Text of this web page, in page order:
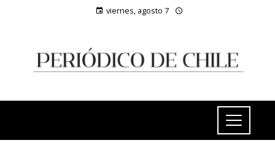
viernes, agosto 7